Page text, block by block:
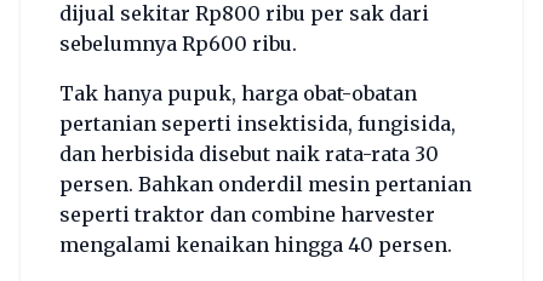
dijual sekitar Rp800 ribu per sak dari
sebelumnya Rp600 ribu.
Tak hanya pupuk, harga obat-obatan
pertanian seperti insektisida, fungisida,
dan herbisida disebut naik rata-rata 30
persen. Bahkan onderdil mesin pertanian
seperti traktor dan combine harvester
mengalami kenaikan hingga 40 persen.